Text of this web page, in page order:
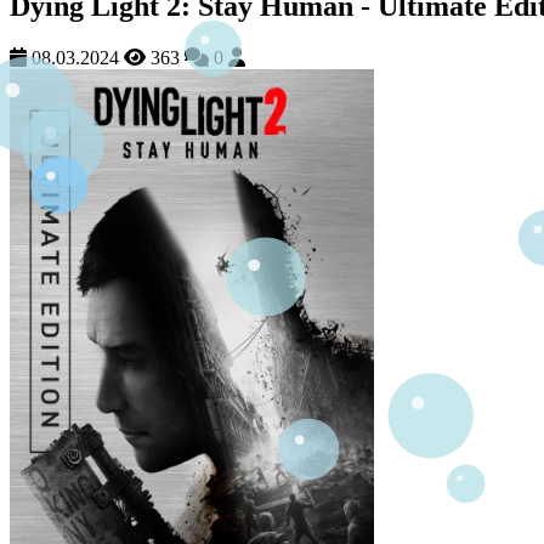
Dying Light 2: Stay Human - Ultimate
08.03.2024 363 0